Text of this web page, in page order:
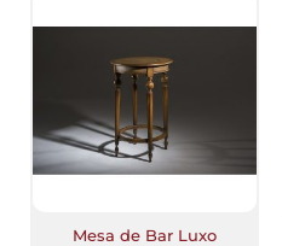
Mesa de Bar Luxo